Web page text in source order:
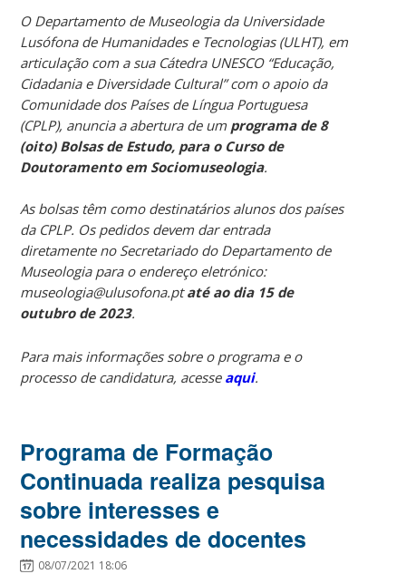
O Departamento de Museologia da Universidade
Lusófona de Humanidades e Tecnologias (ULHT), em
articulação com a sua Cátedra UNESCO “Educação,
Cidadania e Diversidade Cultural” com o apoio da
Comunidade dos Países de Língua Portuguesa
(CPLP), anuncia a abertura de um programa de 8
(oito) Bolsas de Estudo, para o Curso de
Doutoramento em Sociomuseologia.
As bolsas têm como destinatários alunos dos países
da CPLP. Os pedidos devem dar entrada
diretamente no Secretariado do Departamento de
Museologia para o endereço eletrónico:
museologia@ulusofona.ptaté ao dia 15 de
outubro de 2023.
Para mais informações sobre o programa e o
processo de candidatura, acesse aqui.
Programa de Formação
Continuada realiza pesquisa
sobre interesses e
necessidades de docentes
08/07/2021 18:06